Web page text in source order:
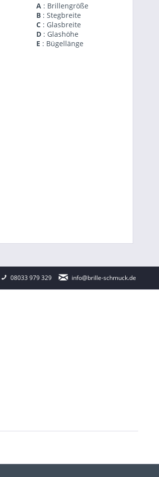
A : Brillengröße
B : Stegbreite
C : Glasbreite
D : Glashöhe
E : Bügellänge
08033 979 329 info@brille-schmuck.de